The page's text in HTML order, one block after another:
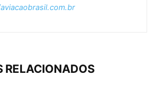
RELACIONADOS